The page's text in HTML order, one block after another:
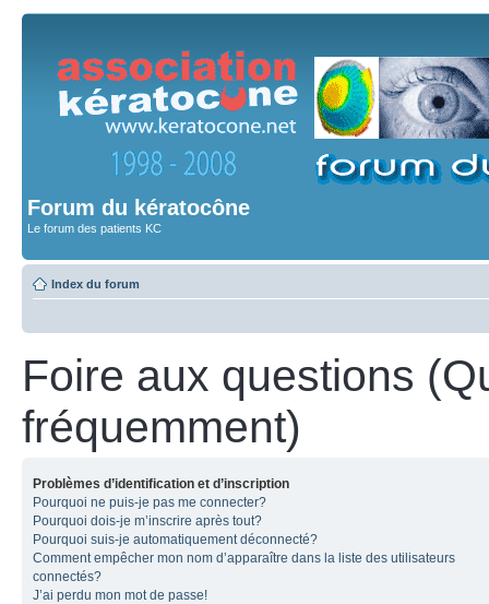
Forum du kératocône
Le forum des patients KC
Index du forum
Foire aux questions
fréquemment)
Problèmes d’identification et d’inscription
Pourquoi ne puis-je pas me connecter?
Pourquoi dois-je m’inscrire après tout?
Pourquoi suis-je automatiquement déconnecté?
Comment empêcher mon nom d’apparaître dans la liste des utilisateurs
connectés?
J’ai perdu mon mot de passe!